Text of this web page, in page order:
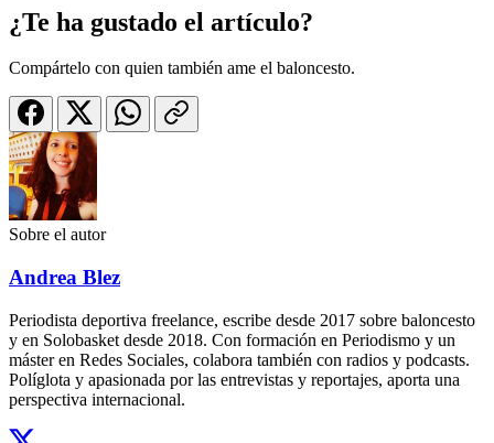
¿Te ha gustado el artículo?
Compártelo con quien también ame el baloncesto.
Sobre el autor
Andrea Blez
Periodista deportiva freelance, escribe desde 2017 sobre baloncesto
y en Solobasket desde 2018. Con formación en Periodismo y un
máster en Redes Sociales, colabora también con radios y podcasts.
Políglota y apasionada por las entrevistas y reportajes, aporta una
perspectiva internacional.